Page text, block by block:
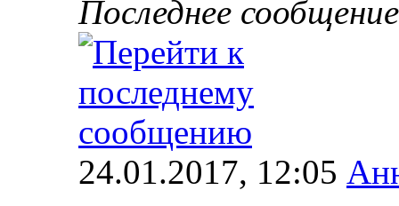
Последнее сообщение
24.01.2017, 12:05